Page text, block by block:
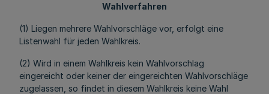
Wahlverfahren
(1) Liegen mehrere Wahlvorschläge vor, erfolgt eine
Listenwahl für jeden Wahlkreis.
(2) Wird in einem Wahlkreis kein Wahlvorschlag
eingereicht oder keiner der eingereichten Wahlvorschläge
zugelassen, so findet in diesem Wahlkreis keine Wahl